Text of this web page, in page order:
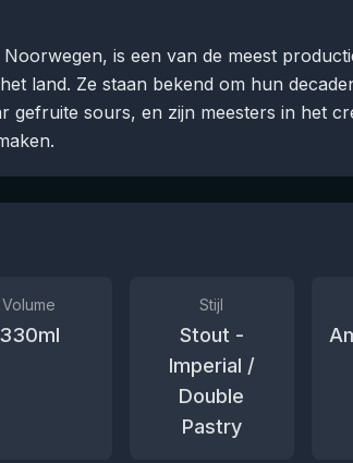
is een van de meest
land. Ze staan bekend om hun
gefruite sours, en zijn meesters in het
Volume
330ml
Stijl
Stout -
Imperial /
Double
Pastry